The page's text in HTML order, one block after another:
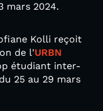
mars 2024.
Kolli reçoit
de l'URBN
étudiant inter-
25 au 29 mars